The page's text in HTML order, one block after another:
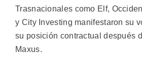
Trasnacionales como Elf,
y City Investing manifestaron su
su posición contractual después
Maxus.